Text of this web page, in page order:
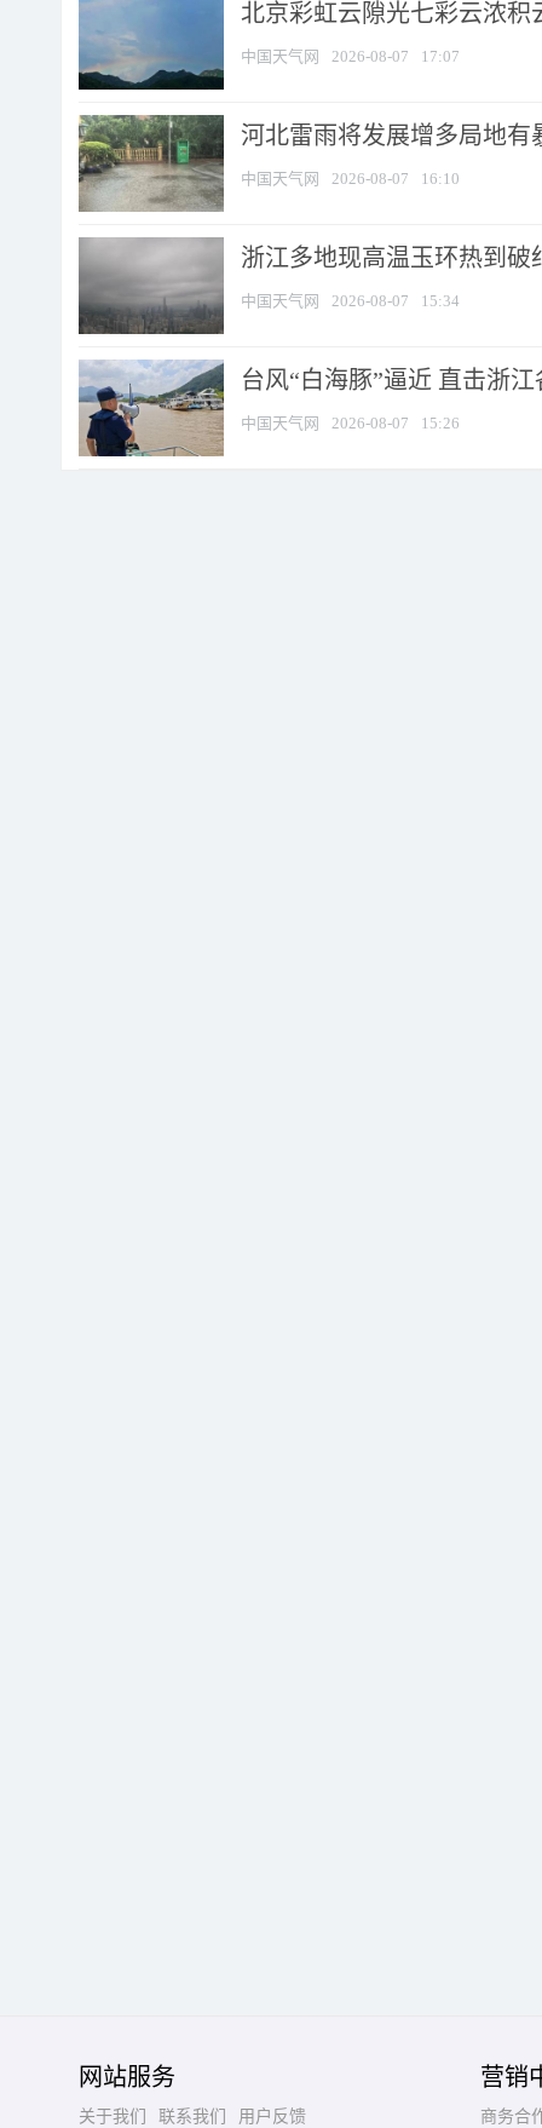
北京彩虹云隙光七彩云浓积
中国天气网 2026-08-07 17:07
河北雷雨将发展增多局地有
中国天气网 2026-08-07 16:10
浙江多地现高温玉环热到破
中国天气网 2026-08-07 15:34
台风“白海豚”逼近 直击浙
中国天气网 2026-08-07 15:26
网站服务
关于我们 联系我们
用户反馈
营销
商务合